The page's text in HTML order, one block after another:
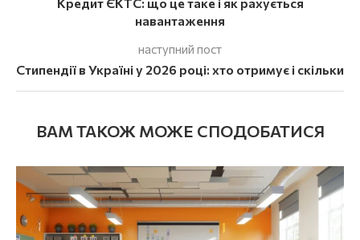
навантаження
наступний пост
Стипендії в Україні у 2026 році: хто отримує і скільки
ВАМ ТАКОЖ МОЖЕ СПОДОБАТИСЯ